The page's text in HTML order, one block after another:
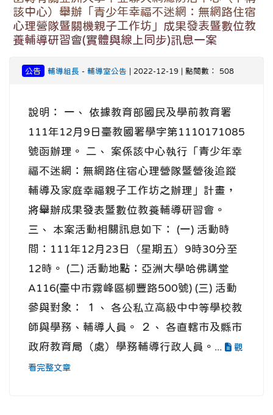
該中心）舉辦「青少年幸福不迷網：無網路住宿
心理營隊暨關機親子工作坊」成果發表暨數位教
養輔導研習會(實體與線上同步)訊息一案
公告 輔導組長 - 輔導室公告 | 2022-12-19 | 點閱數： 508
說明： 一、 依據教育部國民及學前教育署
111年12月9日臺教國署學字第1110171085
號函辦理。 二、 案係該中心執行「青少年幸
福不迷網：無網路住宿心理營隊暨營後追蹤
輔導及家庭幸福親子工作坊之辦理」計畫，
將舉辦成果發表暨數位教養輔導研習會。
三、 本案活動相關訊息如下： (一) 活動時
間：111年12月23日（星期五）9時30分至
12時。 (二) 活動地點：亞洲大學哈佛講堂
A116(臺中市霧峰區柳豐路500號) (三) 活動
參與對象： １、 各公私立高級中中等學校教
師與學務、輔導人員。 ２、 各直轄市及縣市
政府教育局（處）學務輔導行政人員。...
觀
看完整文章